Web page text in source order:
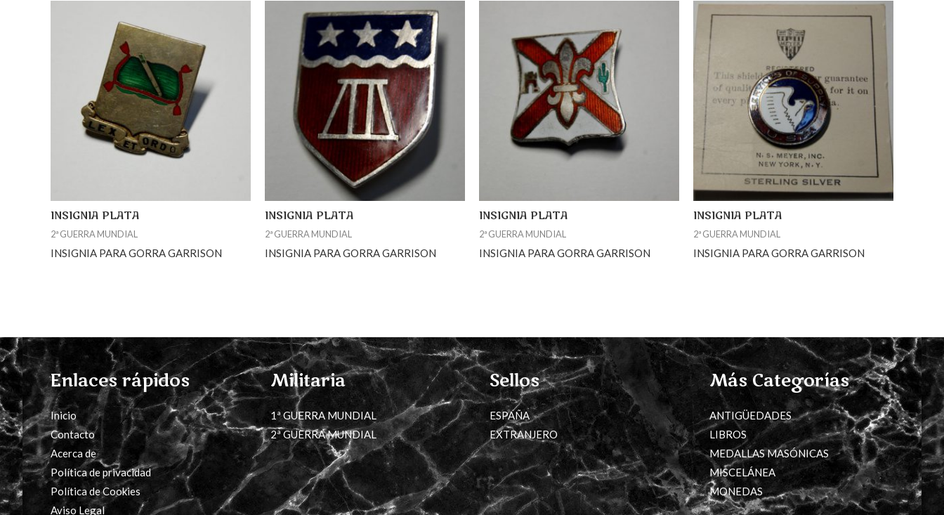
INSIGNIA PLATA
2ª GUERRA MUNDIAL
INSIGNIA PARA GORRA GARRISON
INSIGNIA PLATA
2ª GUERRA MUNDIAL
INSIGNIA PARA GORRA GARRISON
INSIGNIA PLATA
2ª GUERRA MUNDIAL
INSIGNIA PARA GORRA GARRISON
INSIGNIA PLATA
2ª GUERRA MUNDIAL
INSIGNIA PARA GORRA GARRISON
Enlaces rápidos
Inicio
Contacto
Acerca de
Política de privacidad
Política de Cookies
Aviso Legal
Militaria
1ª GUERRA MUNDIAL
2ª GUERRA MUNDIAL
Sellos
ESPAÑA
EXTRANJERO
Más Categorías
ANTIGÜEDADES
LIBROS
MEDALLAS MASÓNICAS
MISCELÁNEA
MONEDAS